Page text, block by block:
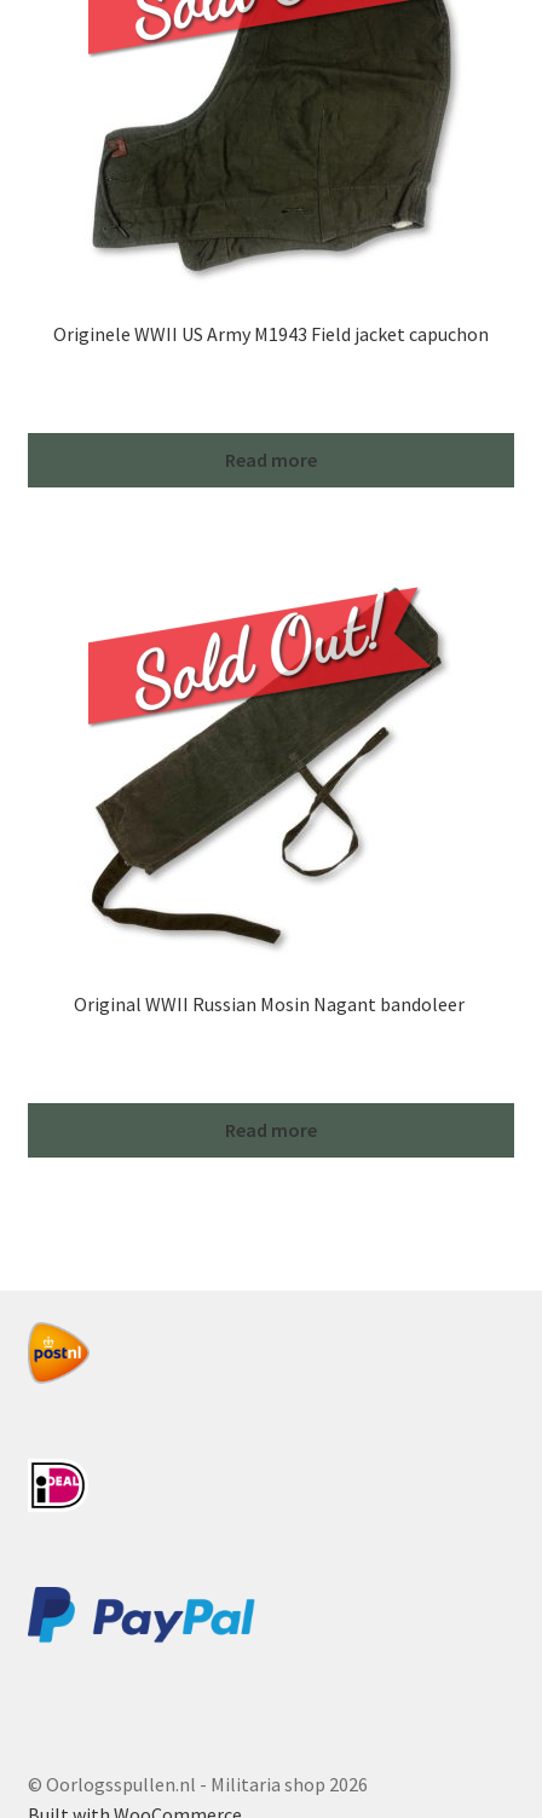
Originele WWII US Army M1943 Field jacket capuchon
Read more
Original WWII Russian Mosin Nagant bandoleer
Read more
© Oorlogsspullen.nl - Militaria shop 2026